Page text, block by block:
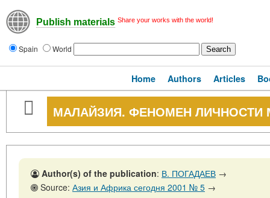
Publish materials Share your works with the world!
Spain World
Home Authors Articles
МАЛАЙЗИЯ. ФЕНОМЕН ЛИЧНОСТИ
Author(s) of the publication: В. ПОГАДАЕВ →
Source: Азия и Африка сегодня 2001 № 5 →